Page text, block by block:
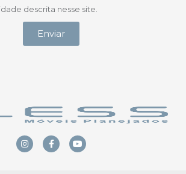
descrita nesse site.
Enviar